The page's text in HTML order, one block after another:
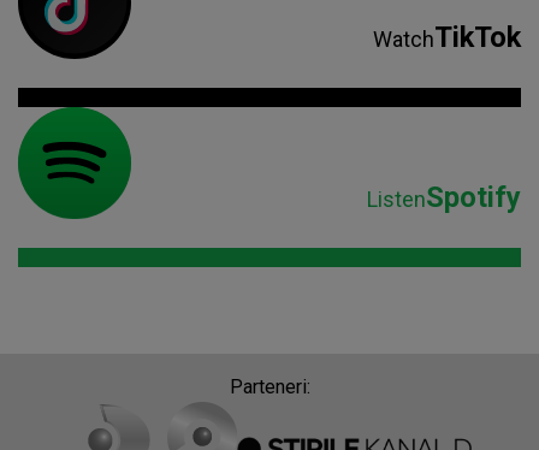
WatchTikTok
ListenSpotify
Parteneri: